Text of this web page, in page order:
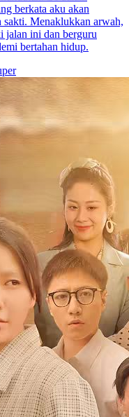
berkata aku akan
sakti. Menaklukkan arwah,
jalan ini dan berguru
bertahan hidup.